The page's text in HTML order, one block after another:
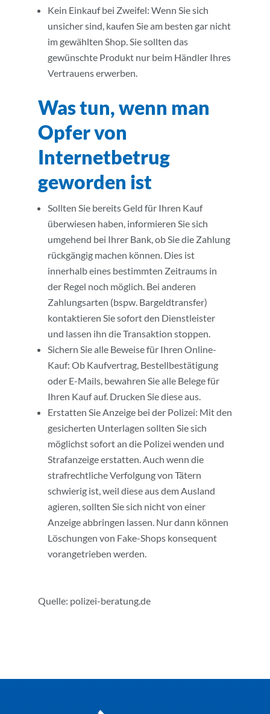
Kein Einkauf bei Zweifel: Wenn Sie sich
unsicher sind, kaufen Sie am besten gar nicht
im gewählten Shop. Sie sollten das
gewünschte Produkt nur beim Händler Ihres
Vertrauens erwerben.
Was tun, wenn man
Opfer von
Internetbetrug
geworden ist
Sollten Sie bereits Geld für Ihren Kauf
überwiesen haben, informieren Sie sich
umgehend bei Ihrer Bank, ob Sie die Zahlung
rückgängig machen können. Dies ist
innerhalb eines bestimmten Zeitraums in
der Regel noch möglich. Bei anderen
Zahlungsarten (bspw. Bargeldtransfer)
kontaktieren Sie sofort den Dienstleister
und lassen ihn die Transaktion stoppen.
Sichern Sie alle Beweise für Ihren Online-
Kauf: Ob Kaufvertrag, Bestellbestätigung
oder E-Mails, bewahren Sie alle Belege für
Ihren Kauf auf. Drucken Sie diese aus.
Erstatten Sie Anzeige bei der Polizei: Mit den
gesicherten Unterlagen sollten Sie sich
möglichst sofort an die Polizei wenden und
Strafanzeige erstatten. Auch wenn die
strafrechtliche Verfolgung von Tätern
schwierig ist, weil diese aus dem Ausland
agieren, sollten Sie sich nicht von einer
Anzeige abbringen lassen. Nur dann können
Löschungen von Fake-Shops konsequent
vorangetrieben werden.
Quelle: polizei-beratung.de